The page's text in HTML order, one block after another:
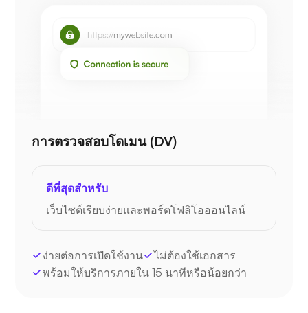
การตรวจสอบโดเมน (DV)
ดีที่สุดสำหรับ
เว็บไซต์เรียบง่ายและพอร์ตโฟลิโอออนไลน์
ง่ายต่อการเปิดใช้งาน
ไม่ต้องใช้เอกสาร
พร้อมให้บริการภายใน 15 นาทีหรือน้อยกว่า